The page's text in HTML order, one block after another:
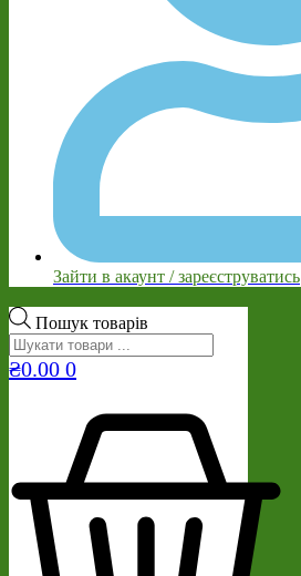
Зайти в акаунт / зареєструватись
Пошук товарів
₴0.00 0